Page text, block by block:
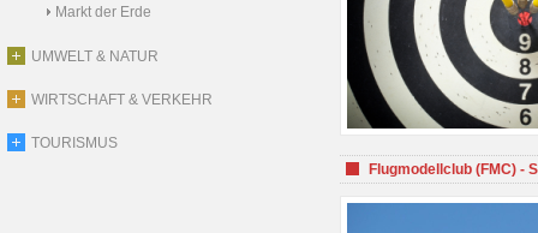
Markt der Erde
UMWELT & NATUR
WIRTSCHAFT & VERKEHR
TOURISMUS
Flugmodellclub (FMC) -